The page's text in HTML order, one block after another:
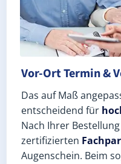
Vor-Ort Termin &
Das auf Maß
entscheidend für
Nach Ihrer
zertifizierten
Augenschein. Beim